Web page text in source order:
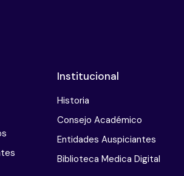
Institucional
Historia
Consejo Académico
Entidades Auspiciantes
Biblioteca Medica Digital